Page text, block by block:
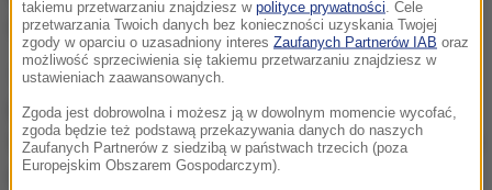
może zostać podpisana nawet jeszcze dziś.
Towarzystwo Sportowe Wisła było już właścicielem
klubu. To właśnie od tej organizacji, pod koniec lat
90-tych, klub odkupił Bogusław Cupiał, który stworzył
najlepszą drużynę w kraju.
takiemu przetwarzaniu znajdziesz w polityce prywatności . Cele
przetwarzania Twoich danych bez konieczności uzyskania Twojej
zgody w oparciu o uzasadniony interes Zaufanych Partnerów IAB oraz
możliwość sprzeciwienia się takiemu przetwarzaniu znajdziesz w
ustawieniach zaawansowanych.
Zgoda jest dobrowolna i możesz ją w dowolnym momencie wycofać,
zgoda będzie też podstawą przekazywania danych do naszych
Zaufanych Partnerów z siedzibą w państwach trzecich (poza
Europejskim Obszarem Gospodarczym).